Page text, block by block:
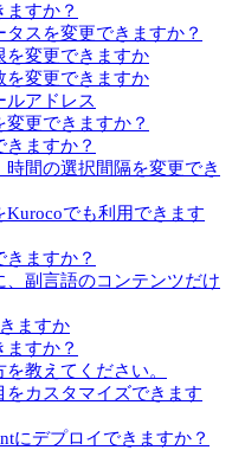
すか？
スを変更できますか？
を変更できますか
を変更できますか
ルアドレス
変更できますか？
ますか？
間の選択間隔を変更でき
でも利用できます
ますか？
副言語のコンテンツだけ
ますか
すか？
教えてください。
をカスタマイズできます
にデプロイできますか？